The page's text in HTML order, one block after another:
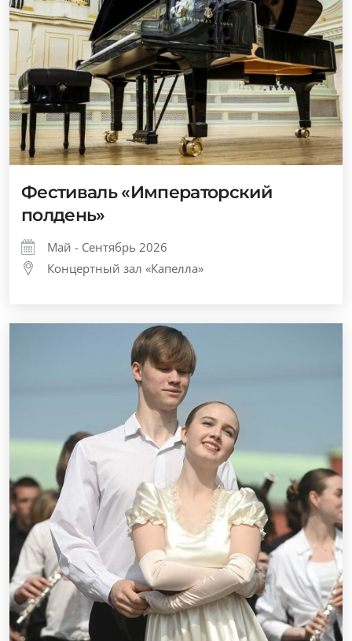
Фестиваль «Императорский
полдень»
Май - Сентябрь 2026
Концертный зал «Капелла»